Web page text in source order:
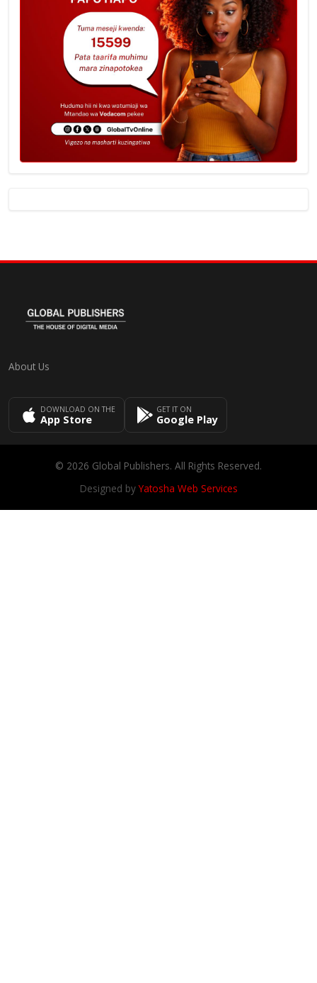
About Us
DOWNLOAD ON THE
App Store
GET IT ON
Google Play
© 2026 Global Publishers. All Rights Reserved.
Designed byYatosha Web Services